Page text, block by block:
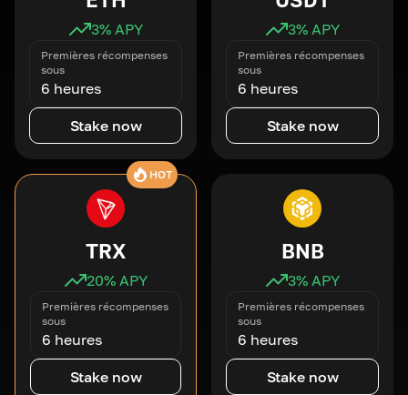
3% APY
Premières récompenses
sous
6 heures
Stake now
3% APY
Premières récompenses
sous
6 heures
Stake now
HOT
TRX
20% APY
Premières récompenses
sous
6 heures
Stake now
BNB
3% APY
Premières récompenses
sous
6 heures
Stake now